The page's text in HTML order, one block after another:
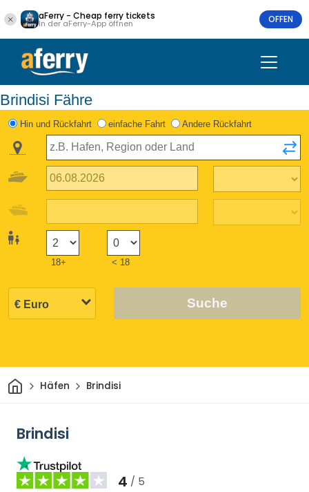
aFerry - Cheap ferry tickets
In der aFerry-App öffnen OFFEN
Brindisi Fähre
Hin und Rückfahrt einfache Fahrt Andere Rückfahrt
18+ < 18
Suche
HeimHäfen Brindisi
Brindisi
4 / 5